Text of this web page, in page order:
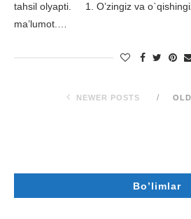
tahsil olyapti. 1. O’zingiz va
ma’lumot.…
NEWER POSTS
Bo’limlar